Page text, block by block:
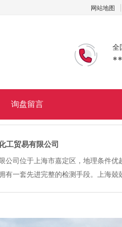
网站地图
全
询盘留言
工贸易有限公司
公司位于上海市嘉定区，地理条件优
有一套先进完整的检测手段。上海兢